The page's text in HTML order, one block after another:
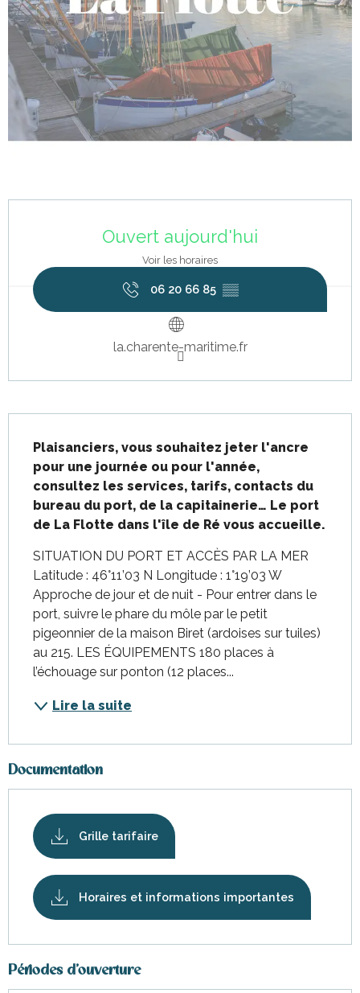
Ouvert aujourd'hui
Voir les horaires
06 20 66 85 ▒▒
la.charente-maritime.fr
Plaisanciers, vous souhaitez jeter l'ancre
pour une journée ou pour l'année,
consultez les services, tarifs, contacts du
bureau du port, de la capitainerie… Le port
de La Flotte dans l'île de Ré vous accueille.
SITUATION DU PORT ET ACCÈS PAR LA MER
Latitude : 46°11’03 N Longitude : 1°19’03 W
Approche de jour et de nuit - Pour entrer dans le
port, suivre le phare du môle par le petit
pigeonnier de la maison Biret (ardoises sur tuiles)
au 215. LES ÉQUIPEMENTS 180 places à
l’échouage sur ponton (12 places...
Lire la suite
Documentation
Grille tarifaire
Horaires et informations importantes
Périodes d'ouverture